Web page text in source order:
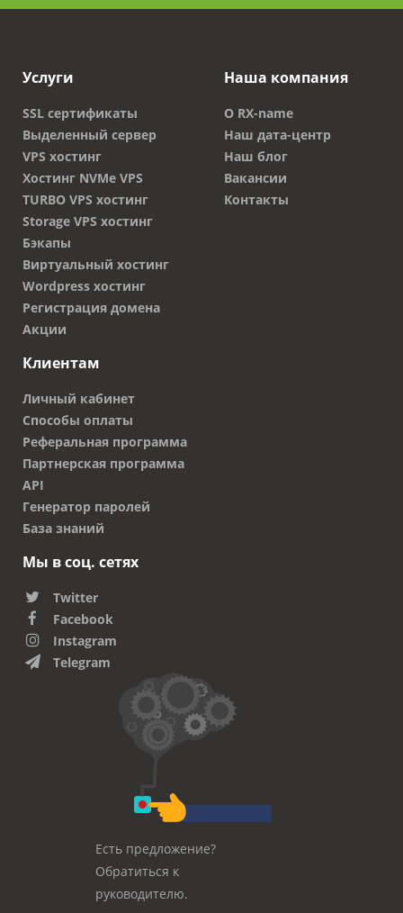
Услуги
SSL сертификаты
Выделенный сервер
VPS хостинг
Хостинг NVMe VPS
TURBO VPS хостинг
Storage VPS хостинг
Бэкапы
Виртуальный хостинг
Wordpress хостинг
Регистрация домена
Акции
Наша компания
О RX-name
Наш дата-центр
Наш блог
Вакансии
Контакты
Клиентам
Личный кабинет
Способы оплаты
Реферальная программа
Партнерская программа
API
Генератор паролей
База знаний
Мы в соц. сетях
Twitter
Facebook
Instagram
Telegram
Есть предложение?
Обратиться к
руководителю.